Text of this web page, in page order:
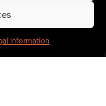
Information